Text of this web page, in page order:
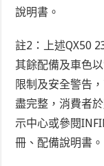
說明書。
註2：上述QX50
其餘配備及車色
限制及安全警告
盡完整，消費者
示中心或參閱
冊、配備說明書。